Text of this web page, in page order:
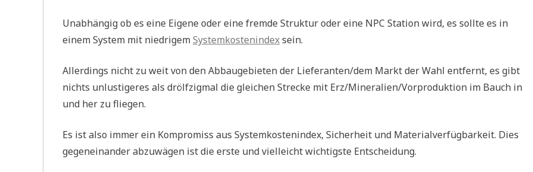
Unabhängig ob es eine Eigene oder eine fremde Struktur oder eine NPC Station wird, es sollte es in
einem System mit niedrigemSystemkostenindexsein.
Allerdings nicht zu weit von den Abbaugebieten der Lieferanten/dem Markt der Wahl entfernt, es gibt
nichts unlustigeres als drölfzigmal die gleichen Strecke mit Erz/Mineralien/Vorproduktion im Bauch in
und her zu fliegen.
Es ist also immer ein Kompromiss aus Systemkostenindex, Sicherheit und Materialverfügbarkeit. Dies
gegeneinander abzuwägen ist die erste und vielleicht wichtigste Entscheidung.